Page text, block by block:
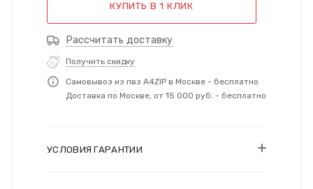
КУПИТЬ В 1 КЛИК
Рассчитать доставку
Получить скидку
Самовывоз из пвз A4ZIP в Москве - бесплатно
Доставка по Москве, от 15 000 руб. - бесплатно
УСЛОВИЯ ГАРАНТИИ